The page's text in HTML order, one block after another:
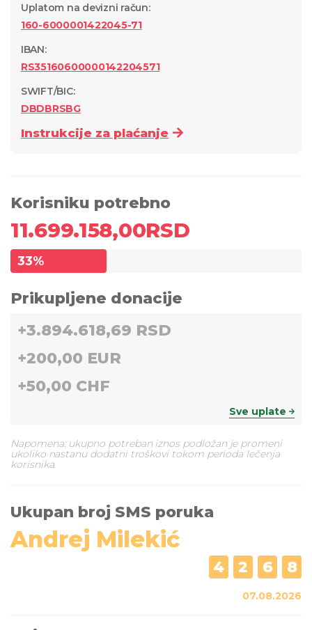
Uplatom na devizni račun:
160-6000001422045-71
IBAN:
RS35160600000142204571
SWIFT/BIC:
DBDBRSBG
Instrukcije za plaćanje
Korisniku potrebno
11.699.158,00RSD
33%
Prikupljene donacije
+3.894.618,69 RSD
+200,00 EUR
+50,00 CHF
Sve uplate
Napomena: ukupno potreban iznos podložan je promeni
ukoliko nastanu dodatni troškovi tokom perioda lečenja
korisnika.
Ukupan broj SMS poruka
Andrej Milekić
4 2 6 8
07.08.2026